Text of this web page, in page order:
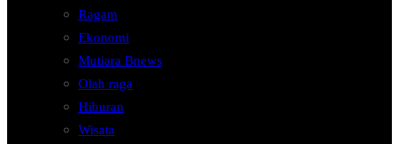
Ragam
Ekonomi
Mutiara Bnews
Olah raga
Hiburan
Wisata